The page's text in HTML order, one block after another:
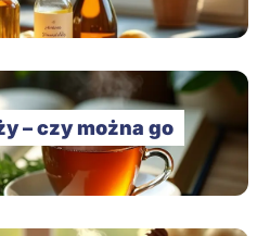
– czy można go